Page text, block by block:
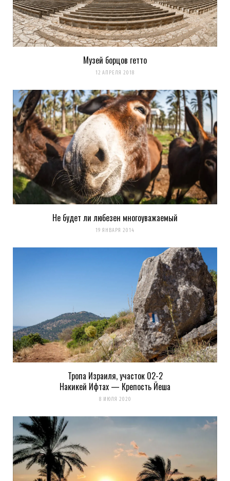
Музей борцов гетто
12 АПРЕЛЯ 2018
Не будет ли любезен многоуважаемый
19 ЯНВАРЯ 2014
Тропа Израиля, участок 02-2
Накикей Ифтах — Крепость Йеша
8 ИЮЛЯ 2020